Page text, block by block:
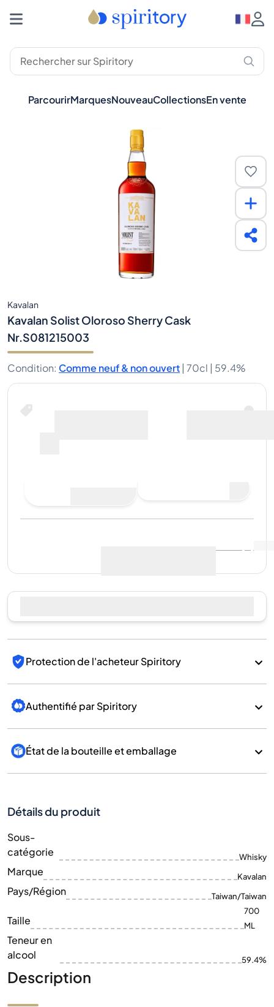
ParcourirMarquesNouveauCollectionsEn vente
Kavalan
Kavalan Solist Oloroso Sherry Cask
Nr.S081215003
Condition: Comme neuf & non ouvert | 70cl | 59.4%
Protection de l'acheteur Spiritory
Authentifié par Spiritory
État de la bouteille et emballage
Détails du produit
Sous-
catégorie
Whisky
Marque Kavalan
Pays/Région Taiwan/Taiwan
Taille
700
ML
Teneur en
alcool
59.4%
Description